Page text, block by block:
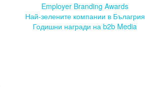
Employer Branding Awards
Най-зелените компании в Бълагрия
Годишни награди на b2b Media